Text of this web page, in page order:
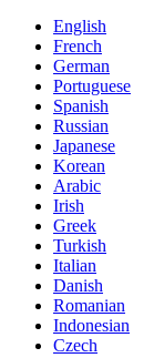
English
French
German
Portuguese
Spanish
Russian
Japanese
Korean
Arabic
Irish
Greek
Turkish
Italian
Danish
Romanian
Indonesian
Czech